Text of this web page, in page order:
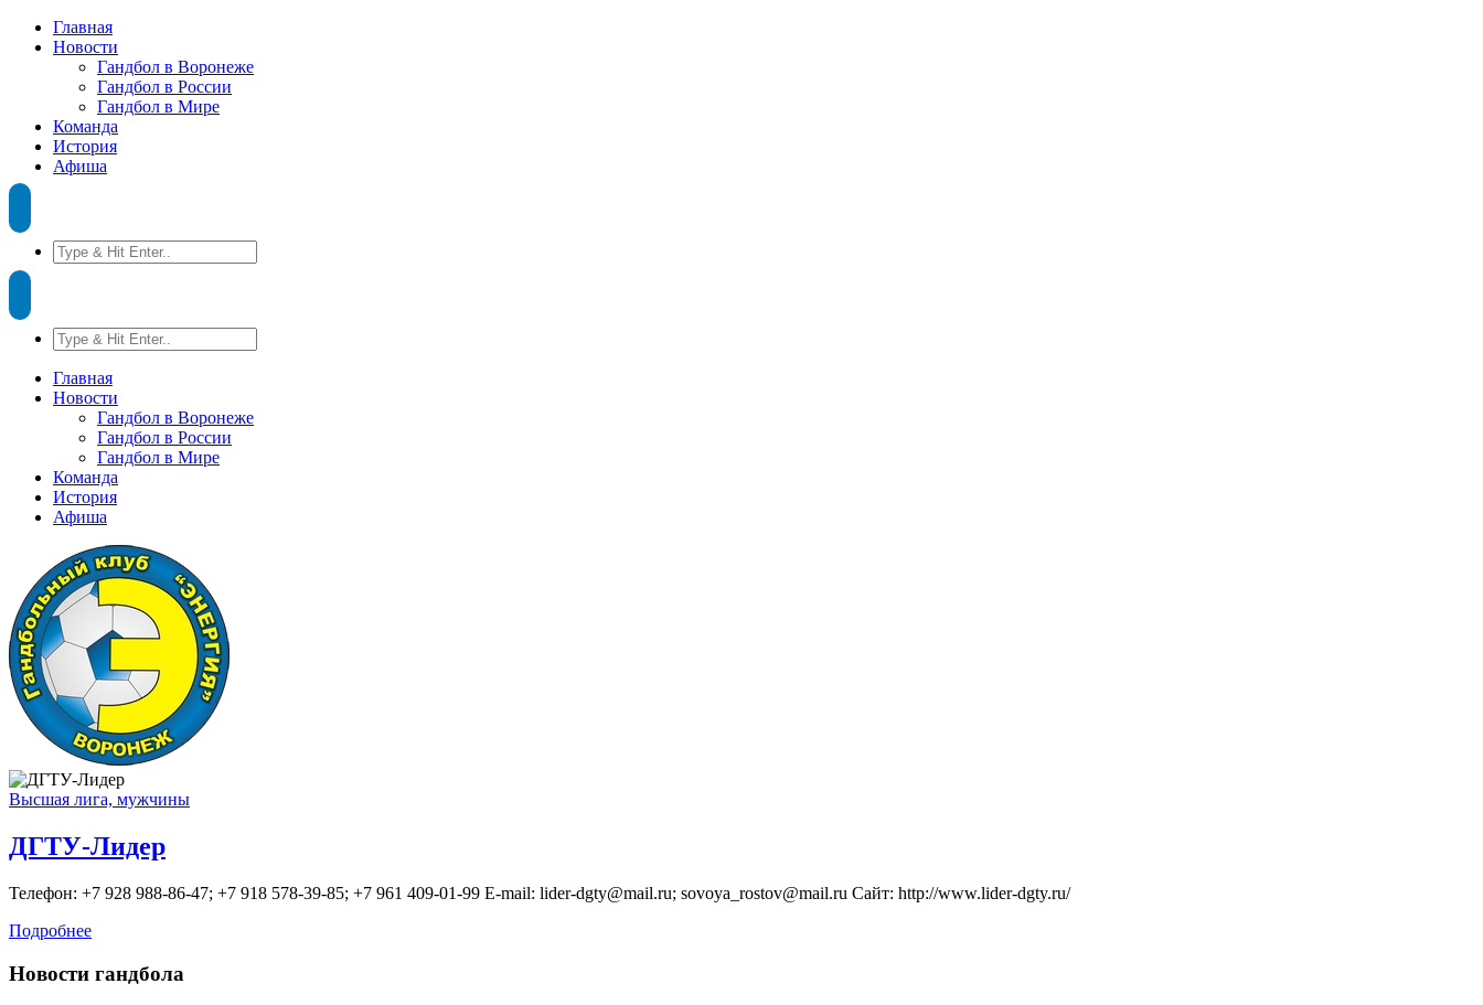
Главная
Новости
Гандбол в Воронеже
Гандбол в России
Гандбол в Мире
Команда
История
Афиша
Главная
Новости
Гандбол в Воронеже
Гандбол в России
Гандбол в Мире
Команда
История
Афиша
Высшая лига, мужчины
ДГТУ-Лидер
Телефон: +7 928 988-86-47; +7 918 578-39-85; +7 961 409-01-99 E-mail: lider-dgty@mail.ru; sovoya_rostov@mail.ru Сайт: http://www.lider-dgty.ru/
Подробнее
Новости гандбола